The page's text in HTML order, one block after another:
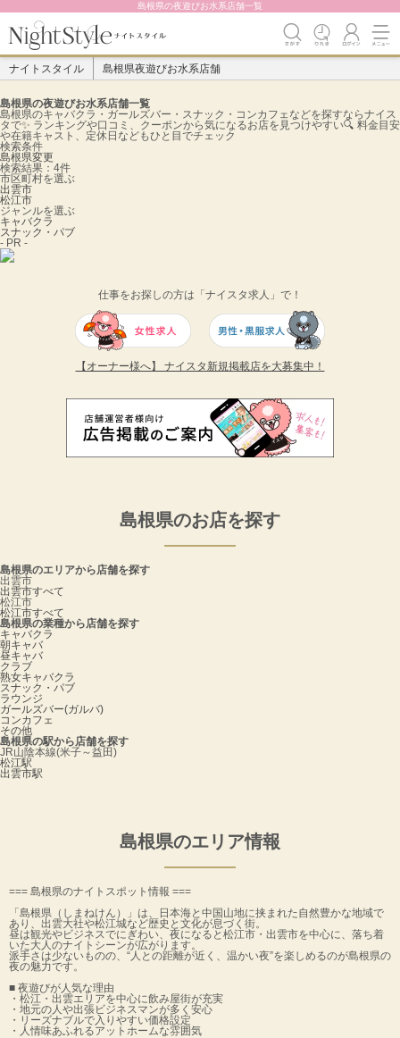
島根県の夜遊びお水系店舗一覧
ナイトスタイル 島根県夜遊びお水系店舗
島根県の夜遊びお水系店舗一覧
島根県のキャバクラ・ガールズバー・スナック・コンカフェなどを探すならナイス
タで✨️ ランキングや口コミ、クーポンから気になるお店を見つけやすい🔍 料金目安
や在籍キャスト、定休日などもひと目でチェック
検索条件
島根県変更
検索結果：4件
市区町村を選ぶ
出雲市
松江市
ジャンルを選ぶ
キャバクラ
スナック・パブ
- PR -
仕事をお探しの方は「ナイスタ求人」で！
【オーナー様へ】 ナイスタ新規掲載店を大募集中！
島根県のお店を探す
島根県のエリアから店舗を探す
出雲市
出雲市すべて
松江市
松江市すべて
島根県の業種から店舗を探す
キャバクラ
朝キャバ
昼キャバ
クラブ
熟女キャバクラ
スナック・パブ
ラウンジ
ガールズバー(ガルバ)
コンカフェ
その他
島根県の駅から店舗を探す
JR山陰本線(米子～益田)
松江駅
出雲市駅
島根県のエリア情報
=== 島根県のナイトスポット情報 ===
「島根県（しまねけん）」は、日本海と中国山地に挟まれた自然豊かな地域で
あり、出雲大社や松江城など歴史と文化が息づく街。
昼は観光やビジネスでにぎわい、夜になると松江市・出雲市を中心に、落ち着
いた大人のナイトシーンが広がります。
派手さは少ないものの、“人との距離が近く、温かい夜”を楽しめるのが島根県の
夜の魅力です。
■ 夜遊びが人気な理由
・松江・出雲エリアを中心に飲み屋街が充実
・地元の人や出張ビジネスマンが多く安心
・リーズナブルで入りやすい価格設定
・人情味あふれるアットホームな雰囲気